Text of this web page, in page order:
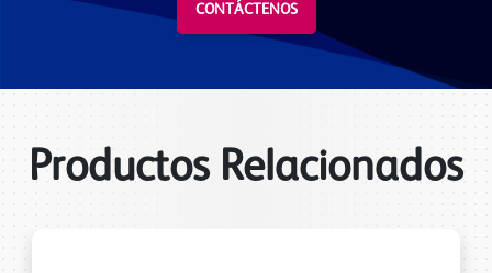
CONTÁCTENOS
Productos Relacionados